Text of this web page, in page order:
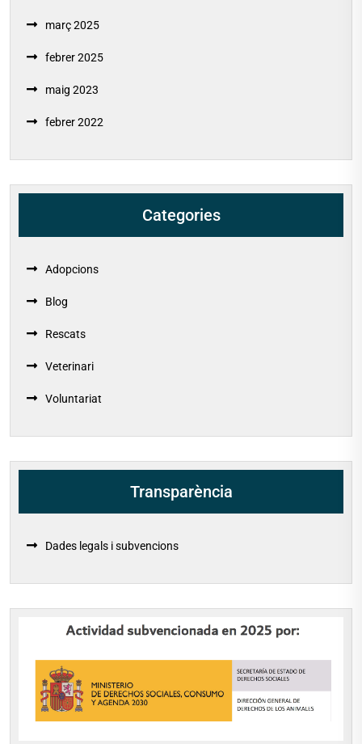
març 2025
febrer 2025
maig 2023
febrer 2022
Categories
Adopcions
Blog
Rescats
Veterinari
Voluntariat
Transparència
Dades legals i subvencions